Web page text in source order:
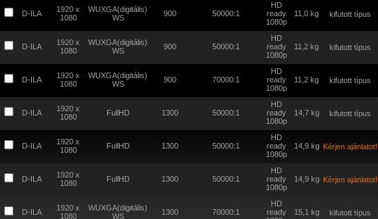
D-ILA
1920 x
1080
WUXGA(digitális)
WS
900 50000:1
HD
ready
1080p
11,0 kg kifutott típus
D-ILA
1920 x
1080
WUXGA(digitális)
WS
900 50000:1
HD
ready
1080p
11,2 kg kifutott típus
D-ILA
1920 x
1080
WUXGA(digitális)
WS
900 70000:1
HD
ready
1080p
11,2 kg kifutott típus
D-ILA
1920 x
1080
FullHD 1300 50000:1
HD
ready
1080p
14,7 kg kifutott típus
D-ILA
1920 x
1080
FullHD 1300 50000:1
HD
ready
1080p
14,9 kg Kérjen ajánlatot!
D-ILA
1920 x
1080
FullHD 1300 50000:1
HD
ready
1080p
14,9 kg Kérjen ajánlatot!
D-ILA
1920 x
1080
WUXGA(digitális)
WS
1300 70000:1
HD
ready
15,1 kg kifutott típus